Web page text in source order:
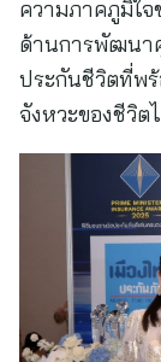
ความภาคภูมิใ
ด้านการพัฒนา
ประกันชีวิตที่พ
จังหวะของชีวิต